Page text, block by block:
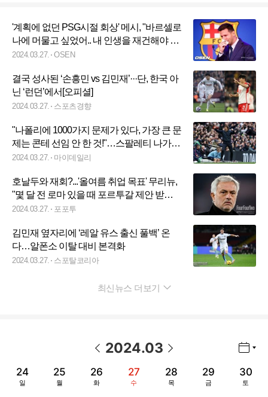
'계획에 없던 PSG시절 회상' 메시, "바르셀로
나에 머물고 싶었어.. 내 인생을 재건해야 했
다"
2024.03.27. OSEN
결국 성사된 ‘손흥민 vs 김민재’···단, 한국 아
닌 ‘런던’에서[오피셜]
2024.03.27. 스포츠경향
"나폴리에 1000가지 문제가 있다, 가장 큰 문
제는 콘테 선임 안 한 것!"…스팔레티 나가고
즉시 콘테 선임했어야...
2024.03.27. 마이데일리
호날두와 재회?...'올여름 취업 목표' 무리뉴,
"몇 달 전 로마 있을 때 포르투갈 제안 받았
는데"
2024.03.27. 포포투
김민재 옆자리에 ‘레알 유스 출신 풀백’ 온
다…알폰소 이탈 대비 본격화
2024.03.27. 스포탈코리아
최신뉴스 더보기
2024.03
24
일
25
월
26
화
27
수
28
목
29
금
30
토